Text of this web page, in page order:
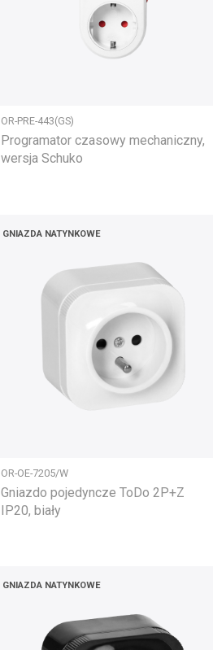
OR-PRE-443(GS)
Programator czasowy mechaniczny,
wersja Schuko
GNIAZDA NATYNKOWE
OR-OE-7205/W
Gniazdo pojedyncze ToDo 2P+Z
IP20, biały
GNIAZDA NATYNKOWE